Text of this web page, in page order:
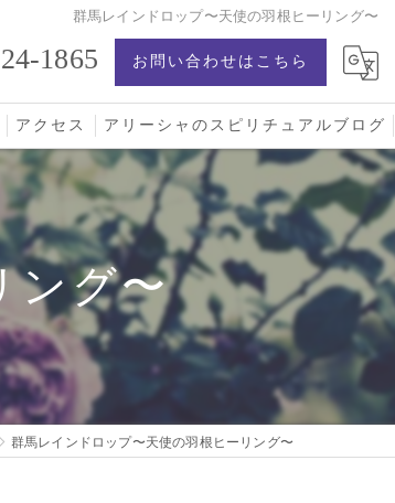
群馬レインドロップ〜天使の羽根ヒーリング〜
1865 お問い合わせはこちら
学校
レッシングカード
アクセス アリーシャのスピリチュアルブログ
ング〜
群馬レインドロップ〜天使の羽根ヒーリング〜